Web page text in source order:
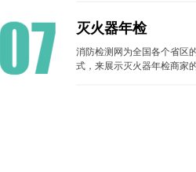
灭火器年检
消防检测网为全国各个省区
式，来展示灭火器年检商家